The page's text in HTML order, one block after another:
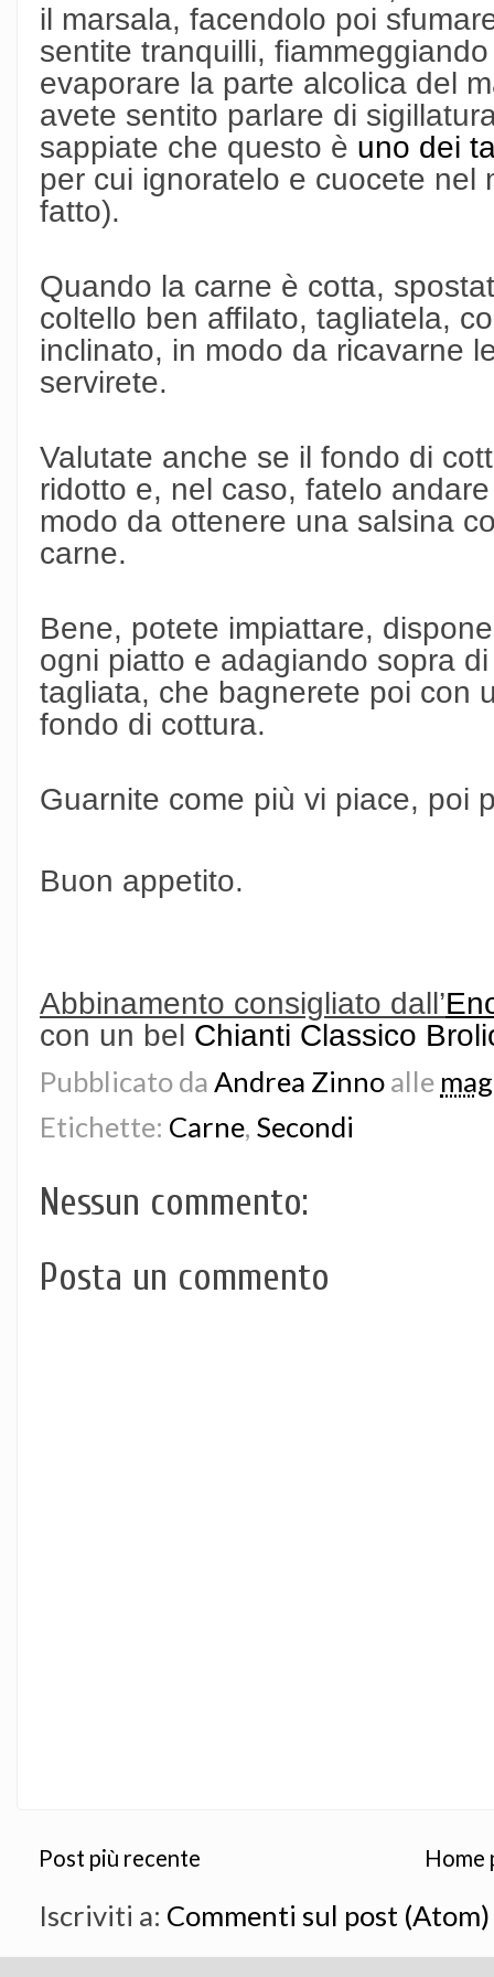
il marsala, facendolo poi
sentite tranquilli,
evaporare la parte alcolica del
avete sentito parlare di
sappiate che questo è uno dei
per cui ignoratelo e cuocete nel
fatto).
Quando la carne è cotta,
coltello ben affilato, tagliatela,
inclinato, in modo da ricavarne
servirete.
Valutate anche se il fondo di
ridotto e, nel caso, fatelo
modo da ottenere una salsina
carne.
Bene, potete impiattare,
ogni piatto e adagiando sopra
tagliata, che bagnerete poi con
fondo di cottura.
Guarnite come più vi piace, poi
Buon appetito.
Abbinamento consigliato dall’
con un bel Chianti Classico
Pubblicato da Andrea Zinno alle
Etichette: Carne, Secondi
Nessun commento:
Posta un commento
Post più recente Home
Iscriviti a: Commenti sul post (Atom)